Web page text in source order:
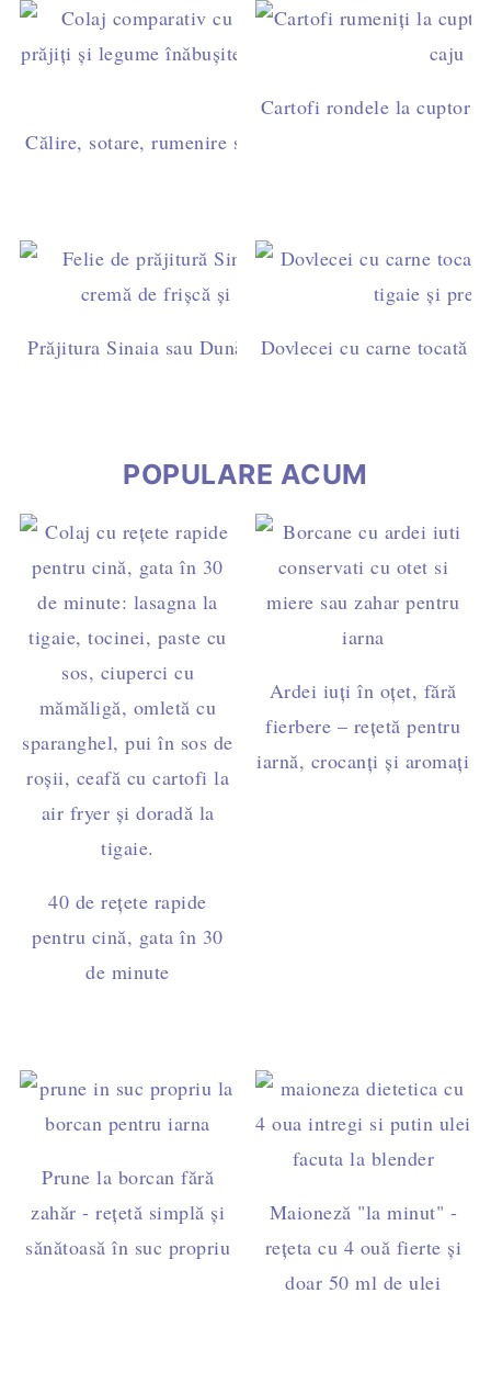
Călire, sotare, rumenire sau prăjire? Diferențe și
Cartofi rondele la cuptor
Prăjitura Sinaia sau Dunăreana cu pandișpan
Dovlecei cu carne tocată
POPULARE ACUM
40 de rețete rapide
pentru cină, gata în 30
de minute
Ardei iuți în oțet, fără
fierbere – rețetă pentru
iarnă, crocanți și aromați
Prune la borcan fără
zahăr - rețetă simplă și
sănătoasă în suc propriu
Maioneză "la minut" -
rețeta cu 4 ouă fierte și
doar 50 ml de ulei